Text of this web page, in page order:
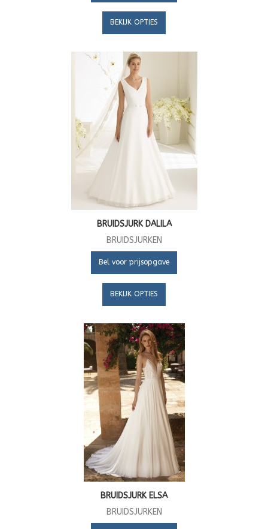
BEKIJK OPTIES
BRUIDSJURK DALILA
BRUIDSJURKEN
Bel voor prijsopgave
BEKIJK OPTIES
BRUIDSJURK ELSA
BRUIDSJURKEN